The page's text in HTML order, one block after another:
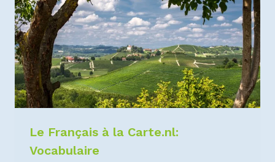
Le Français à la Carte.nl:
Vocabulaire